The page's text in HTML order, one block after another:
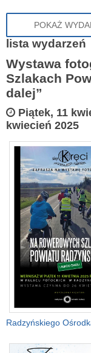
POKAŻ
lista wydarzeń
Wystawa
Szlakach
dalej”
Piątek, 11
kwiecień 2025
Radzyńskiego